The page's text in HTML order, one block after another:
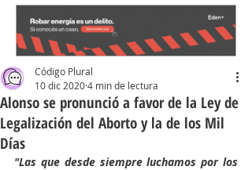
Alonso se pronunció a favor de la Ley de
Legalización del Aborto y la de los Mil
Días
Código Plural
10 dic 20204 min de lectura
"Las que desde siempre luchamos por los